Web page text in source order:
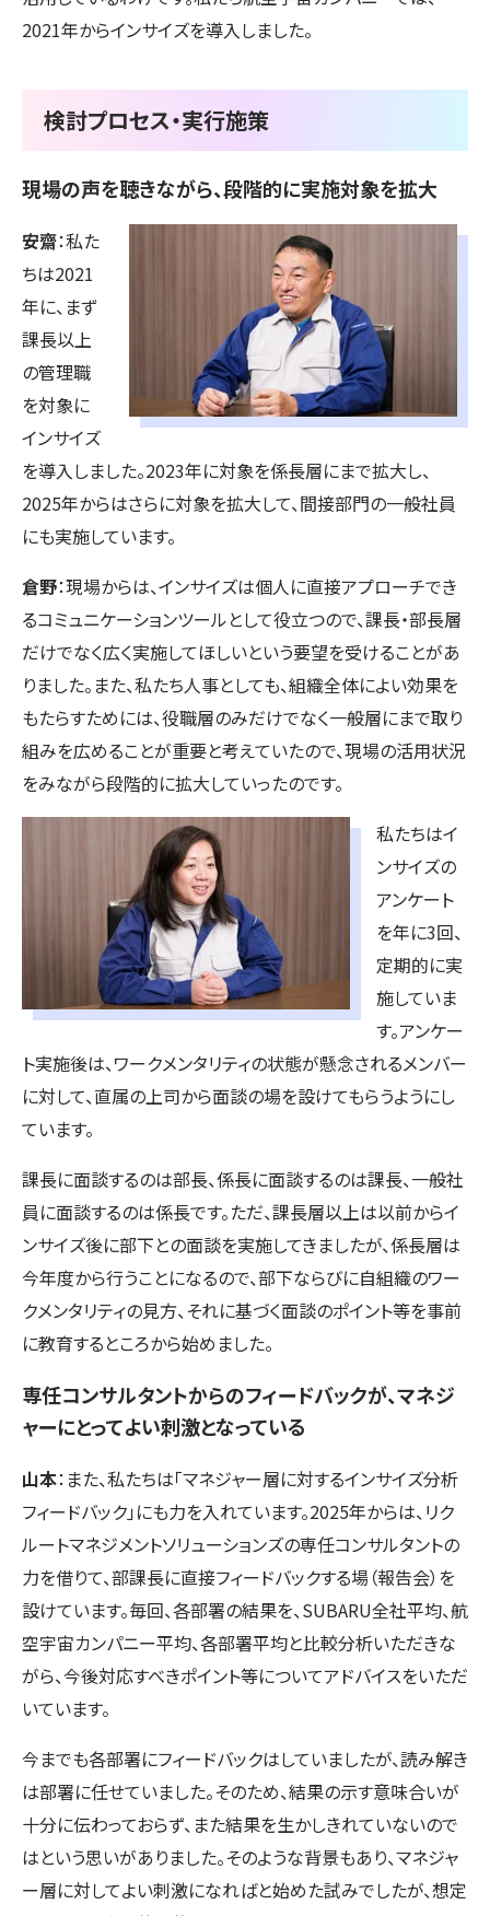
2021年からインサイズを導入しました。
検討プロセス・実行施策
現場の声を聴きながら、段階的に実施対象を拡大
安齋：私た
ちは2021
年に、まず
課長以上
の管理職
を対象に
インサイズ
を導入しました。2023年に対象を係長層にまで拡大し、
2025年からはさらに対象を拡大して、間接部門の一般社員
にも実施しています。
倉野：現場からは、インサイズは個人に直接アプローチでき
るコミュニケーションツールとして役立つので、課長・部長層
だけでなく広く実施してほしいという要望を受けることがあ
りました。また、私たち人事としても、組織全体によい効果を
もたらすためには、役職層のみだけでなく一般層にまで取り
組みを広めることが重要と考えていたので、現場の活用状況
をみながら段階的に拡大していったのです。
私たちはイ
ンサイズの
アンケート
を年に3回、
定期的に実
施していま
す。アンケー
ト実施後は、ワークメンタリティの状態が懸念されるメンバー
に対して、直属の上司から面談の場を設けてもらうようにし
ています。
課長に面談するのは部長、係長に面談するのは課長、一般社
員に面談するのは係長です。ただ、課長層以上は以前からイ
ンサイズ後に部下との面談を実施してきましたが、係長層は
今年度から行うことになるので、部下ならびに自組織のワー
クメンタリティの見方、それに基づく面談のポイント等を事前
に教育するところから始めました。
専任コンサルタントからのフィードバックが、マネジ
ャーにとってよい刺激となっている
山本：また、私たちは「マネジャー層に対するインサイズ分析
フィードバック」にも力を入れています。2025年からは、リク
ルートマネジメントソリューションズの専任コンサルタントの
力を借りて、部課長に直接フィードバックする場（報告会）を
設けています。毎回、各部署の結果を、SUBARU全社平均、航
空宇宙カンパニー平均、各部署平均と比較分析いただきな
がら、今後対応すべきポイント等についてアドバイスをいただ
いています。
今までも各部署にフィードバックはしていましたが、読み解き
は部署に任せていました。そのため、結果の示す意味合いが
十分に伝わっておらず、また結果を生かしきれていないので
はという思いがありました。そのような背景もあり、マネジャ
ー層に対してよい刺激になればと始めた試みでしたが、想定